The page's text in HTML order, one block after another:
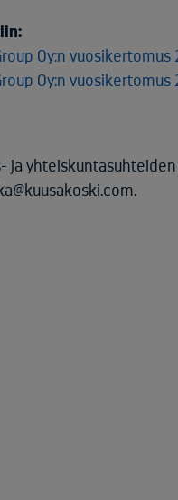
Oy:n
Oy:n
ja